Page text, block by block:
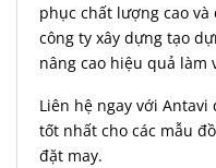
phục chất lượng cao
công ty xây dựng tạo
nâng cao hiệu quả làm
Liên hệ ngay với
tốt nhất cho các mẫu
đặt may.